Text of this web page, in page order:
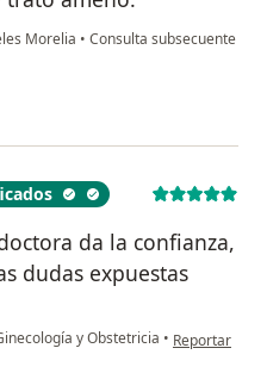
Morelia • Consulta subsecuente
da la confianza,
dudas expuestas
y Obstetricia • en opinión
Reportar